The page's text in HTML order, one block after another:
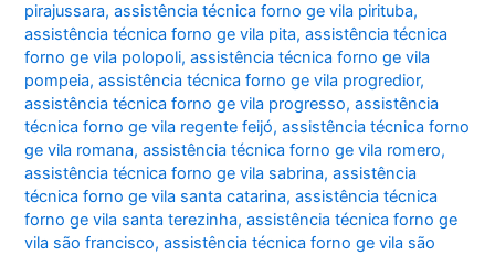
pirajussara,assistência técnica forno ge vila pirituba,
assistência técnica forno ge vila pita,assistência técnica
forno ge vila polopoli,assistência técnica forno ge vila
pompeia,assistência técnica forno ge vila progredior,
assistência técnica forno ge vila progresso,assistência
técnica forno ge vila regente feijó,assistência técnica forno
ge vila romana,assistência técnica forno ge vila romero,
assistência técnica forno ge vila sabrina,assistência
técnica forno ge vila santa catarina,assistência técnica
forno ge vila santa terezinha,assistência técnica forno ge
vila são francisco,assistência técnica forno ge vila são